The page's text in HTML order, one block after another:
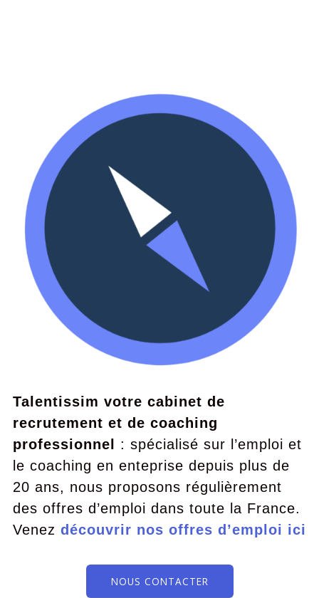
Talentissim votre cabinet de
recrutement et de coaching
professionnel
: spécialisé sur l’emploi et
le coaching en enteprise depuis plus de
20 ans, nous proposons régulièrement
des offres d’emploi dans toute la France.
Venez découvrir nos offres d’emploi ici
NOUS CONTACTER